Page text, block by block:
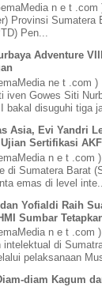
n e t
Provinsi Sumatera
Pen...
Adventure
ne t
iven Gowes Siti
bakal disuguhi tiga
Asia, Evi Yandri
Sertifikasi
n e t .com
di Sumatera Barat
emas di level inte...
Yofialdi Raih
Sumbar
n e t .com
intelektual di
pelaksanaan
diam Kagum